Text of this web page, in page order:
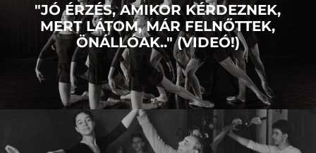
"JÓ ÉRZÉS, AMIKOR KÉRDEZNEK,
MERT LÁTOM, MÁR FELNŐTTEK,
ÖNÁLLÓAK.." (VIDEÓ!)